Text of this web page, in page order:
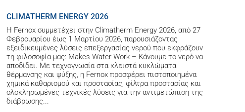
CLIMATHERM ENERGY 2026
Η Fernox συμμετέχει στην Climatherm Energy 2026, από 27
Φεβρουαρίου έως 1 Μαρτίου 2026, παρουσιάζοντας
εξειδικευμένες λύσεις επεξεργασίας νερού που εκφράζουν
τη φιλοσοφία μας: Makes Water Work – Κάνουμε το νερό να
αποδίδει. Με τεχνογνωσία στα κλειστά κυκλώματα
θέρμανσης και ψύξης, η Fernox προσφέρει πιστοποιημένα
χημικά καθαρισμού και προστασίας, φίλτρα προστασίας και
ολοκληρωμένες τεχνικές λύσεις για την αντιμετώπιση της
διάβρωσης